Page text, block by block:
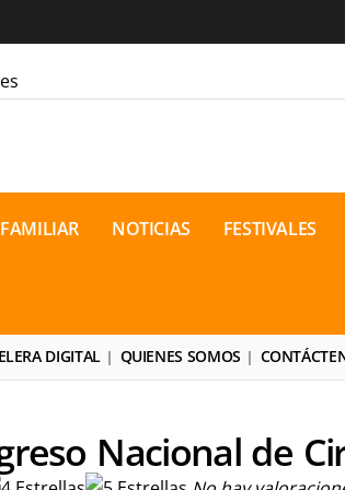
la cordura
de dramaturgia / 16 de agosto
NOTICIAS FESTIVALES
DIGITAL QUIENES SOMOS
Nacional de